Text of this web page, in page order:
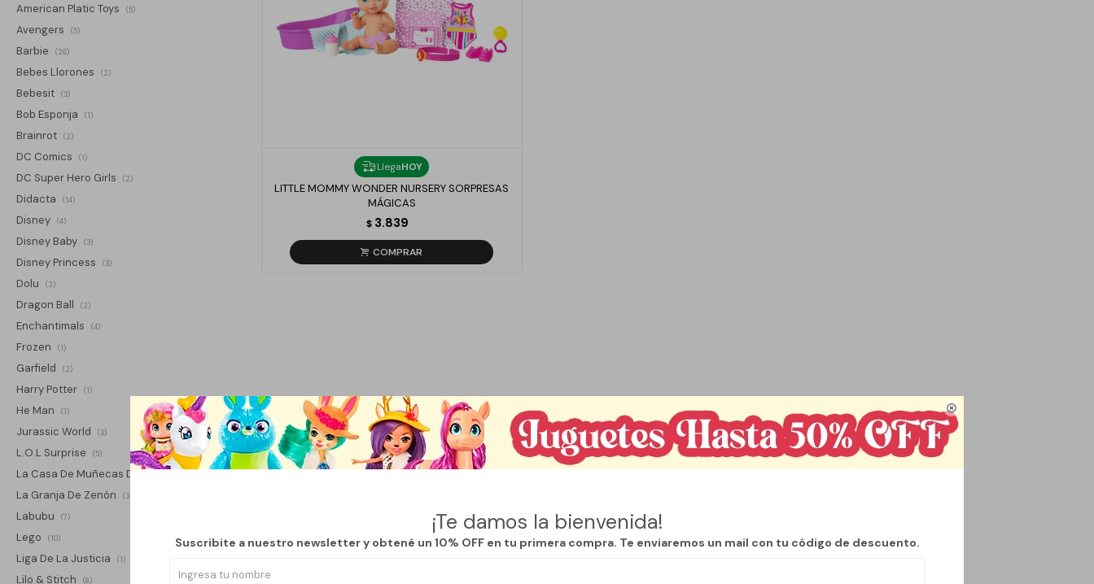

¡Te damos la bienvenida!
Suscribite a nuestro newsletter y obtené un 10% OFF en tu primera compra. Te enviaremos un mail con tu código de descuento.
LlegaHOY
LITTLE MOMMY WONDER NURSERY SORPRESAS
MÁGICAS
$ 3.839
American Platic Toys (5)
Avengers (5)
Barbie (26)
Bebes Llorones (2)
Bebesit (3)
Bob Esponja (1)
Brainrot (2)
DC Comics (1)
DC Super Hero Girls (2)
Didacta (14)
Disney (4)
Disney Baby (3)
Disney Princess (3)
Dolu (2)
Dragon Ball (2)
Enchantimals (4)
Frozen (1)
Garfield (2)
Harry Potter (1)
He Man (1)
Jurassic World (3)
L.O.L Surprise (5)
La Casa De Muñecas De Gabby
La Granja De Zenón (3)
Labubu (7)
Lego (10)
Liga De La Justicia (1)
Lilo & Stitch (8)